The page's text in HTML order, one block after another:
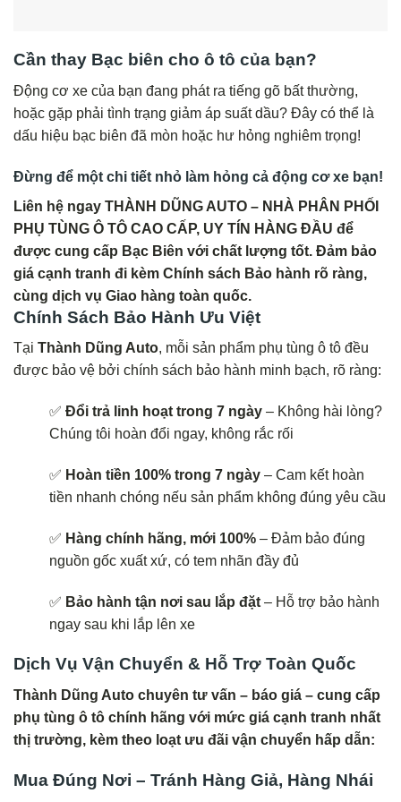
Cần thay Bạc biên cho ô tô của bạn?
Động cơ xe của bạn đang phát ra tiếng gõ bất thường,
hoặc gặp phải tình trạng giảm áp suất dầu? Đây có thể là
dấu hiệu bạc biên đã mòn hoặc hư hỏng nghiêm trọng!
Đừng để một chi tiết nhỏ làm hỏng cả động cơ xe bạn!
Liên hệ ngay THÀNH DŨNG AUTO – NHÀ PHÂN PHỐI
PHỤ TÙNG Ô TÔ CAO CẤP, UY TÍN HÀNG ĐẦU để
được cung cấp Bạc Biên với chất lượng tốt. Đảm bảo
giá cạnh tranh đi kèm Chính sách Bảo hành rõ ràng,
cùng dịch vụ Giao hàng toàn quốc.
Chính Sách Bảo Hành Ưu Việt
Tại Thành Dũng Auto, mỗi sản phẩm phụ tùng ô tô đều
được bảo vệ bởi chính sách bảo hành minh bạch, rõ ràng:
✅ Đổi trả linh hoạt trong 7 ngày – Không hài lòng?
Chúng tôi hoàn đổi ngay, không rắc rối
✅ Hoàn tiền 100% trong 7 ngày – Cam kết hoàn
tiền nhanh chóng nếu sản phẩm không đúng yêu cầu
✅ Hàng chính hãng, mới 100% – Đảm bảo đúng
nguồn gốc xuất xứ, có tem nhãn đầy đủ
✅ Bảo hành tận nơi sau lắp đặt – Hỗ trợ bảo hành
ngay sau khi lắp lên xe
Dịch Vụ Vận Chuyển & Hỗ Trợ Toàn Quốc
Thành Dũng Auto chuyên tư vấn – báo giá – cung cấp
phụ tùng ô tô chính hãng với mức giá cạnh tranh nhất
thị trường, kèm theo loạt ưu đãi vận chuyển hấp dẫn:
Mua Đúng Nơi – Tránh Hàng Giả, Hàng Nhái